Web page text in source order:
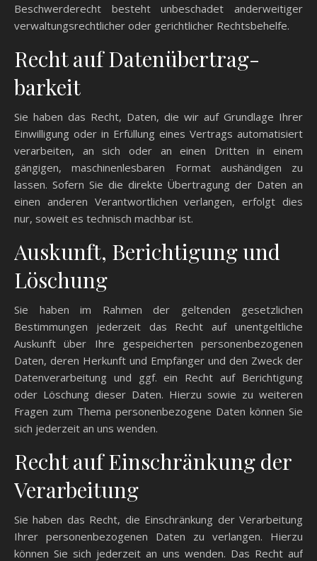
Beschwerderecht besteht unbeschadet anderweitiger
verwaltungsrechtlicher oder gerichtlicher Rechtsbehelfe.
Recht auf Daten­übertrag­
barkeit
Sie haben das Recht, Daten, die wir auf Grundlage Ihrer
Einwilligung oder in Erfüllung eines Vertrags automatisiert
verarbeiten, an sich oder an einen Dritten in einem
gängigen, maschinenlesbaren Format aushändigen zu
lassen. Sofern Sie die direkte Übertragung der Daten an
einen anderen Verantwortlichen verlangen, erfolgt dies
nur, soweit es technisch machbar ist.
Auskunft, Berichtigung und
Löschung
Sie haben im Rahmen der geltenden gesetzlichen
Bestimmungen jederzeit das Recht auf unentgeltliche
Auskunft über Ihre gespeicherten personenbezogenen
Daten, deren Herkunft und Empfänger und den Zweck der
Datenverarbeitung und ggf. ein Recht auf Berichtigung
oder Löschung dieser Daten. Hierzu sowie zu weiteren
Fragen zum Thema personenbezogene Daten können Sie
sich jederzeit an uns wenden.
Recht auf Einschränkung der
Verarbeitung
Sie haben das Recht, die Einschränkung der Verarbeitung
Ihrer personenbezogenen Daten zu verlangen. Hierzu
können Sie sich jederzeit an uns wenden. Das Recht auf